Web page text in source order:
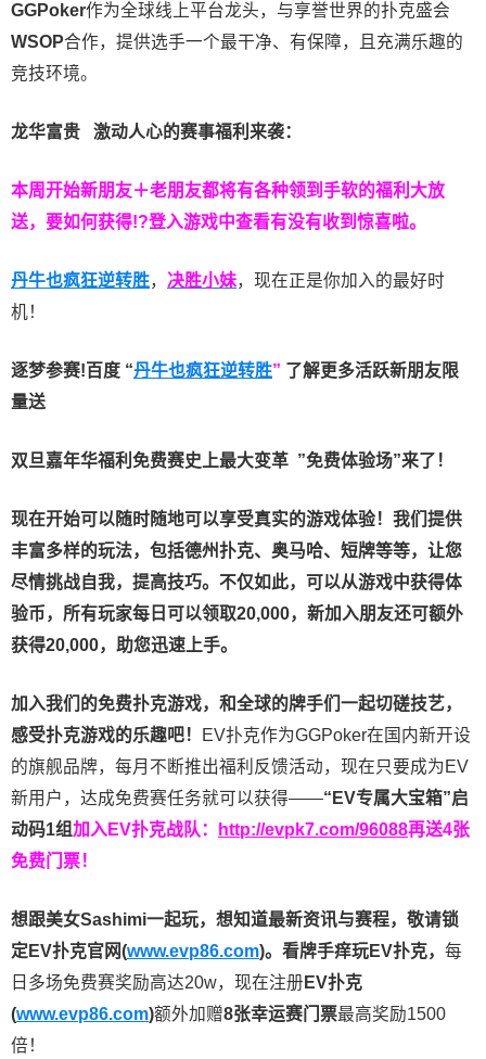
GGPoker作为全球线上平台龙头，与享誉世界的扑克盛会
WSOP合作，提供选手一个最干净、有保障，且充满乐趣的
竞技环境。
龙华富贵 激动人心的赛事福利来袭：
本周开始新朋友＋老朋友都将有各种领到手软的福利大放
送，要如何获得!?登入游戏中查看有没有收到惊喜啦。
丹牛也疯狂逆转胜， 决胜小妹，现在正是你加入的最好时
机！
逐梦参赛!百度 “丹牛也疯狂逆转胜” 了解更多活跃新朋友限
量送
双旦嘉年华福利 免费赛史上最大变革 ”免费体验场”来了！
现在开始可以随时随地可以享受真实的游戏体验！我们提供
丰富多样的玩法，包括德州扑克、奥马哈、短牌等等，让您
尽情挑战自我，提高技巧。不仅如此， 可以从游戏中获得体
验币，所有玩家每日可以领取20,000，新加入朋友还可额外
获得20,000，助您迅速上手。
加入我们的免费扑克游戏，和全球的牌手们一起切磋技艺，
感受扑克游戏的乐趣吧！
EV扑克作为GGPoker在国内新开设
的旗舰品牌，每月不断推出福利反馈活动，现在只要成为EV
新用户，达成免费赛任务就可以获得——“EV专属大宝箱”启
动码1组加入EV扑克战队： http://evpk7.com/96088再送4张
免费门票！
想跟美女Sashimi一起玩， 想知道最新资讯与赛程， 敬请锁
定EV扑克官网(www.evp86.com)。 看牌手痒玩EV扑克， 每
日多场免费赛奖励高达20w，现在注册 EV扑克
(www.evp86.com)额外加赠8张幸运赛门票最高奖励1500
倍！